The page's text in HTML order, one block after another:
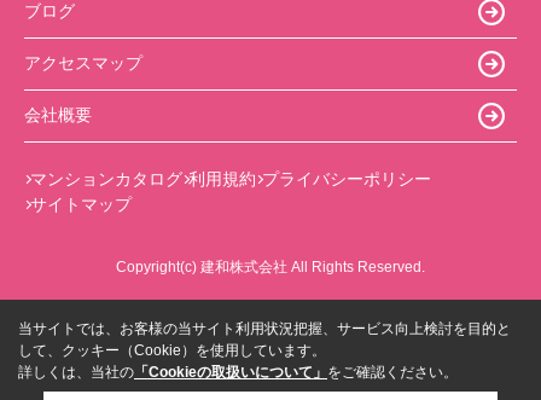
ブログ
アクセスマップ
会社概要
マンションカタログ 利用規約 プライバシーポリシー
サイトマップ
Copyright(c) 建和株式会社 All Rights Reserved.
当サイトでは、お客様の当サイト利用状況把握、サービス向上検討を目的と
して、クッキー（Cookie）を使用しています。
詳しくは、当社の 「Cookieの取扱いについて」 をご確認ください。